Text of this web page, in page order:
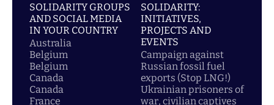
SOLIDARITY GROUPS
AND SOCIAL MEDIA
IN YOUR COUNTRY
Australia
Belgium
Belgium
Canada
Canada
France
SOLIDARITY:
INITIATIVES,
PROJECTS AND
EVENTS
Campaign against
Russian fossil fuel
exports (Stop LNG!)
Ukrainian prisoners of
war, civilian captives